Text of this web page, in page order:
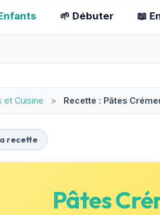
🌱 Débuter 📖
et Cuisine > Recette : Pâtes
recette
Pâtes